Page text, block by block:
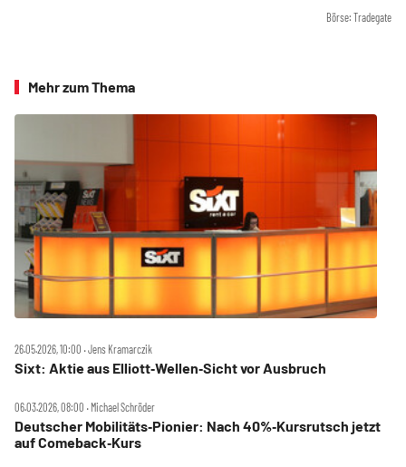
Börse: Tradegate
Mehr zum Thema
26.05.2026, 10:00 ‧ Jens Kramarczik
Sixt: Aktie aus Elliott‑Wellen‑Sicht vor Ausbruch
06.03.2026, 08:00 ‧ Michael Schröder
Deutscher Mobilitäts‑Pionier: Nach 40%‑Kursrutsch jetzt
auf Comeback‑Kurs